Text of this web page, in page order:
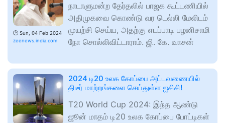
🕑 Sun, 04 Feb 2024
zeenews.india.com
நாடாளுமன்ற தேர்தலில் பாஜக கூட்டணியில்
அதிமுகவை கொண்டு வர டெல்லி மேலிடம்
முயற்சி செய்ய, அதற்கு எடப்பாடி பழனிசாமி
நோ சொல்லிவிட்டாராம். ஜி. கே. வாசன்
2024 டி20 உலக கோப்பை அட்டவணையில்
திடீர் மாற்றங்களை செய்துள்ள ஐசிசி!
T20 World Cup 2024: இந்த ஆண்டு
ஜூன் மாதம் டி20 உலக கோப்பை போட்டிகள்